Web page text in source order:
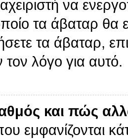
να
τα άβαταρ θα
τα άβαταρ,
τον λόγο για αυτό.
και πώς
εμφανίζονται